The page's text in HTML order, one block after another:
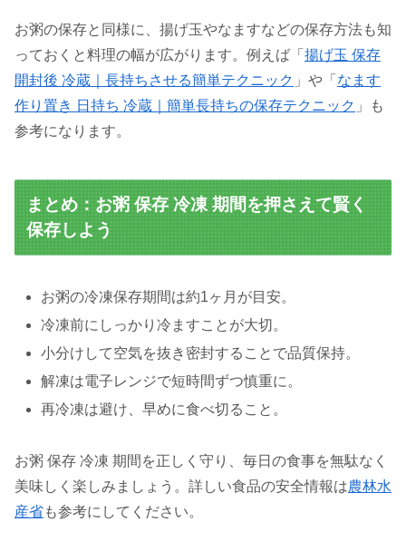
お粥の保存と同様に、揚げ玉やなますなどの保存方法も知
っておくと料理の幅が広がります。例えば「 揚げ玉 保存
開封後 冷蔵｜長持ちさせる簡単テクニック 」や「 なます
作り置き 日持ち 冷蔵｜簡単長持ちの保存テクニック 」も
参考になります。
まとめ：お粥 保存 冷凍 期間を押さえて賢く
保存しよう
お粥の冷凍保存期間は約1ヶ月が目安。
冷凍前にしっかり冷ますことが大切。
小分けして空気を抜き密封することで品質保持。
解凍は電子レンジで短時間ずつ慎重に。
再冷凍は避け、早めに食べ切ること。
お粥 保存 冷凍 期間を正しく守り、毎日の食事を無駄なく
美味しく楽しみましょう。詳しい食品の安全情報は農林水
産省も参考にしてください。